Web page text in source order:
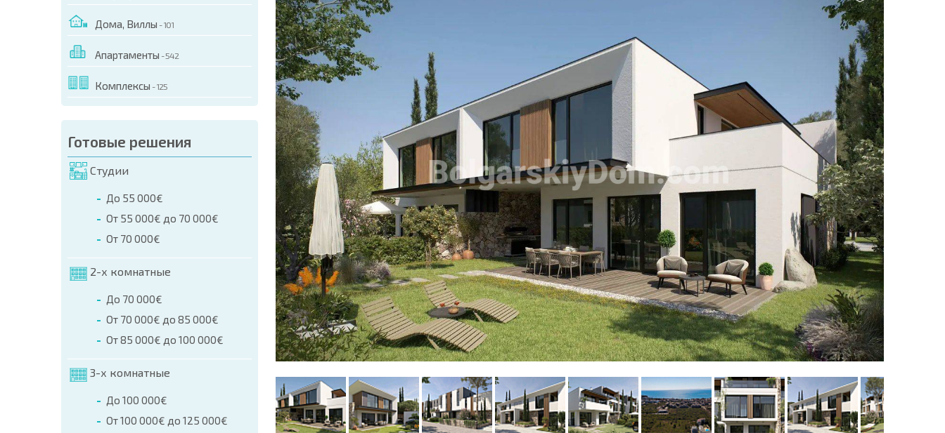
Дома, Виллы - 101
Апартаменты - 542
Комплексы - 125
Готовые решения
Студии
До 55 000€
От 55 000€ до 70 000€
От 70 000€
2-х комнатные
До 70 000€
От 70 000€ до 85 000€
От 85 000€ до 100 000€
3-х комнатные
До 100 000€
От 100 000€ до 125 000€
ЭТОГО ОБЪЕКТА
телефонам:
+359 8 9797 99 03